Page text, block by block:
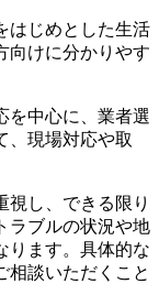
はじめとした生活
向けに分かりやす
を中心に、業者選
、現場対応や取
視し、できる限り
ラブルの状況や地
ります。具体的な
相談いただくこと